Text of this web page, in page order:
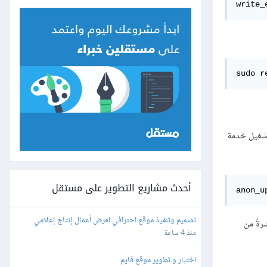
sudo
من
أحدث مشاريع التطوير على مستقل
تصميم وتنفيذ موقع احترافي لعرض أعمال إنتاج إعلامي
منذ 4 ساعة
اختبار و تطوير موقع قايم